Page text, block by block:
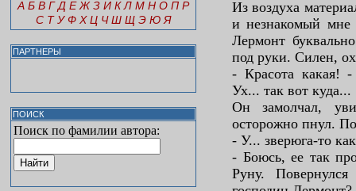
А Б В Г Д Е Ж З И К Л М Н О П Р
С Т У Ф Х Ц Ч Ш Щ Э Ю Я
ПАРТНЕРЫ
ПОИСК
Поиск по фамилии автора:
Из воздуха
и незнакомый
Лермонт
под руки. Силен,
- Красота какая!
Ух... так вот куда...
Он замолчал,
осторожно пнул.
- У... зверюга-то
- Боюсь, ее так
Руну.